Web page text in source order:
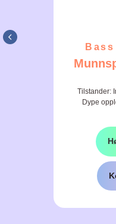
Tilstander:
Dype